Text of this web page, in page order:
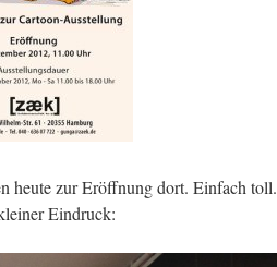
heute zur Eröffnung dort. Einfach toll.
Eindruck: